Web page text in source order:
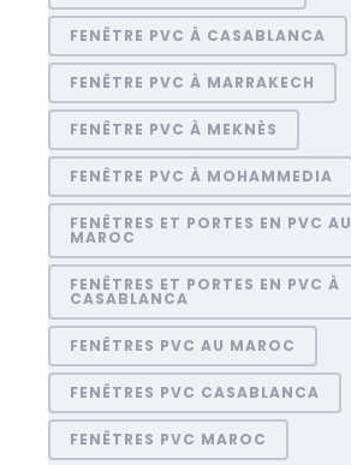
FENÊTRE PVC À CASABLANCA
FENÊTRE PVC À MARRAKECH
FENÊTRE PVC À MEKNÈS
FENÊTRE PVC À MOHAMMEDIA
FENÊTRES ET PORTES EN PVC AU
MAROC
FENÊTRES ET PORTES EN PVC À
CASABLANCA
FENÊTRES PVC AU MAROC
FENÊTRES PVC CASABLANCA
FENÊTRES PVC MAROC